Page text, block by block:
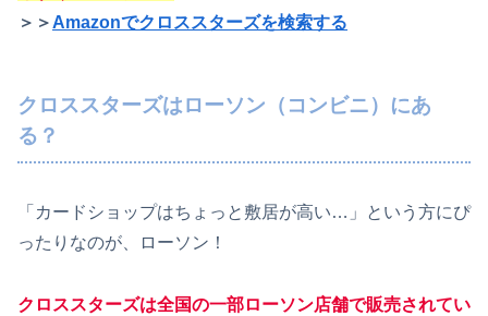
＞＞ Amazonでクロススターズを検索する
クロススターズはローソン（コンビニ）にあ
る？
「カードショップはちょっと敷居が高い…」という方にぴ
ったりなのが、ローソン！
クロススターズは全国の一部ローソン店舗で販売されてい